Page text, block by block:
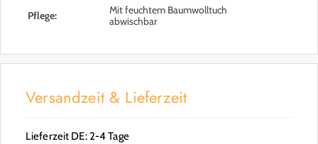
Pflege:
Mit feuchtem Baumwolltuch
abwischbar
Versandzeit & Lieferzeit
Lieferzeit DE: 2-4 Tage